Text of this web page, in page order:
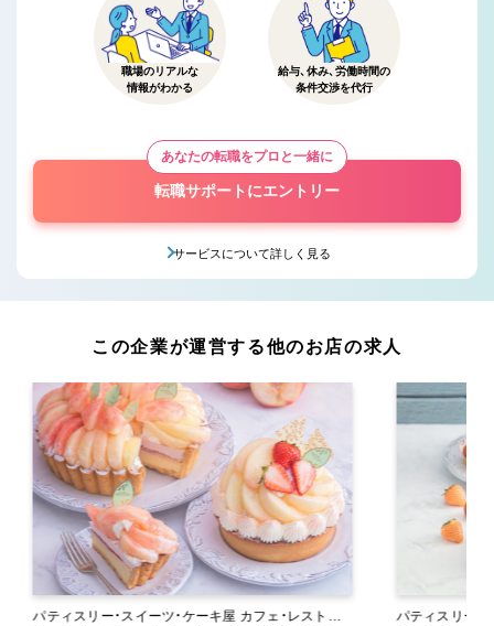
職場のリアルな
情報がわかる
給与、休み、労働時間の
条件交渉を代行
あなたの転職をプロと一緒に
転職サポートにエントリー
サービスについて詳しく見る
この企業が運営する他のお店の求人
パティスリー・スイーツ・ケーキ屋 カフェ・レストラ
パティスリー・スイー